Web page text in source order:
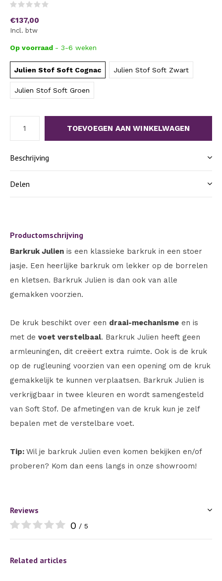
€137,00
Incl. btw
Op voorraad - 3-6 weken
Julien Stof Soft Cognac Julien Stof Soft Zwart
Julien Stof Soft Groen
TOEVOEGEN AAN WINKELWAGEN
Beschrijving
Delen
Productomschrijving
Barkruk Julien is een klassieke barkruk in een stoer
jasje. Een heerlijke barkruk om lekker op de borrelen
en kletsen. Barkruk Julien is dan ook van alle
gemakken voorzien.
De kruk beschikt over een draai-mechanisme en is
met de voet verstelbaal. Barkruk Julien heeft geen
armleuningen, dit creëert extra ruimte. Ook is de kruk
op de rugleuning voorzien van een opening om de kruk
gemakkelijk te kunnen verplaatsen. Barkruk Julien is
verkrijgbaar in twee kleuren en wordt samengesteld
van Soft Stof. De afmetingen van de kruk kun je zelf
bepalen met de verstelbare voet.
Tip: Wil je barkruk Julien even komen bekijken en/of
proberen? Kom dan eens langs in onze showroom!
Reviews
0 / 5
Related articles